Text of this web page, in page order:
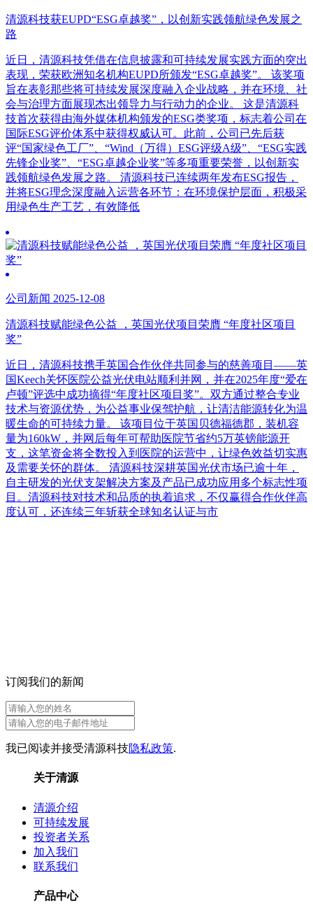
清源科技获EUPD“ESG卓越奖”，以创新实践领航绿色发展之
路
近日，清源科技凭借在信息披露和可持续发展实践方面的突出
表现，荣获欧洲知名机构EUPD所颁发“ESG卓越奖”。 该奖项
旨在表彰那些将可持续发展深度融入企业战略，并在环境、社
会与治理方面展现杰出领导力与行动力的企业。 这是清源科
技首次获得由海外媒体机构颁发的ESG类奖项，标志着公司在
国际ESG评价体系中获得权威认可。此前，公司已先后获
评“国家绿色工厂”、“Wind（万得）ESG评级A级”、“ESG实践
先锋企业奖”、“ESG卓越企业奖”等多项重要荣誉，以创新实
践领航绿色发展之路。 清源科技已连续两年发布ESG报告，
并将ESG理念深度融入运营各环节：在环境保护层面，积极采
用绿色生产工艺，有效降低
公司新闻 2025-12-08
清源科技赋能绿色公益 ，英国光伏项目荣膺 “年度社区项目
奖”
近日，清源科技携手英国合作伙伴共同参与的慈善项目——英
国Keech关怀医院公益光伏电站顺利并网，并在2025年度“爱在
卢顿”评选中成功摘得“年度社区项目奖”。双方通过整合专业
技术与资源优势，为公益事业保驾护航，让清洁能源转化为温
暖生命的可持续力量。 该项目位于英国贝德福德郡，装机容
量为160kW，并网后每年可帮助医院节省约5万英镑能源开
支，这笔资金将全数投入到医院的运营中，让绿色效益切实惠
及需要关怀的群体。 清源科技深耕英国光伏市场已逾十年，
自主研发的光伏支架解决方案及产品已成功应用多个标志性项
目。清源科技对技术和品质的执着追求，不仅赢得合作伙伴高
度认可，还连续三年斩获全球知名认证与市
订阅我们的新闻
我已阅读并接受清源科技隐私政策.
关于清源
清源介绍
可持续发展
投资者关系
加入我们
联系我们
产品中心